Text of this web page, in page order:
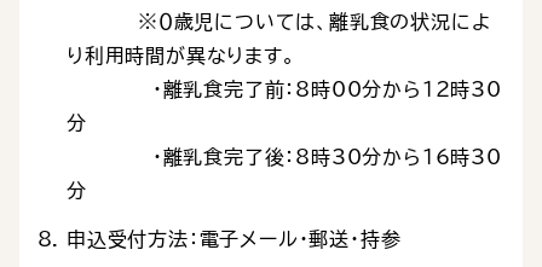
※０歳児については、離乳食の状況によ
り利用時間が異なります。
・離乳食完了前：8時00分から12時30
分
・離乳食完了後：8時30分から16時30
分
申込受付方法：電子メール・郵送・持参